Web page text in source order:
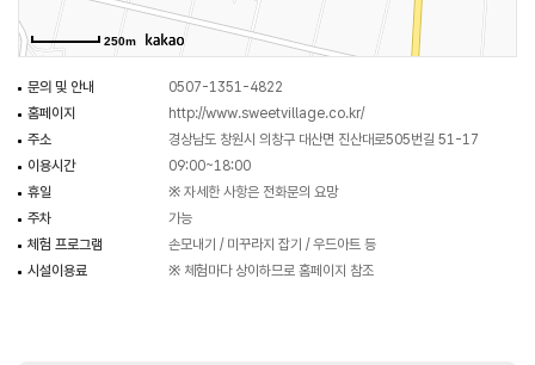
250m
문의 및 안내
0507-1351-4822
홈페이지
http://www.sweetvillage.co.kr/
주소
경상남도 창원시 의창구 대산면 진산대로505번길 51-17
이용시간
09:00~18:00
휴일
※ 자세한 사항은 전화문의 요망
주차
가능
체험 프로그램
손모내기 / 미꾸라지 잡기 / 우드아트 등
시설이용료
※ 체험마다 상이하므로 홈페이지 참조